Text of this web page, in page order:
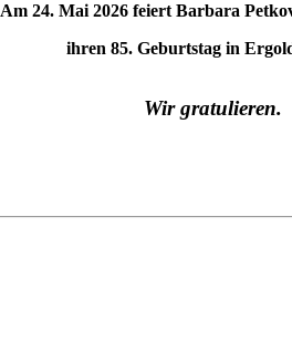
Am 24. Mai 2026 feiert Barbara
ihren 85. Geburtstag in
Wir gratulieren.